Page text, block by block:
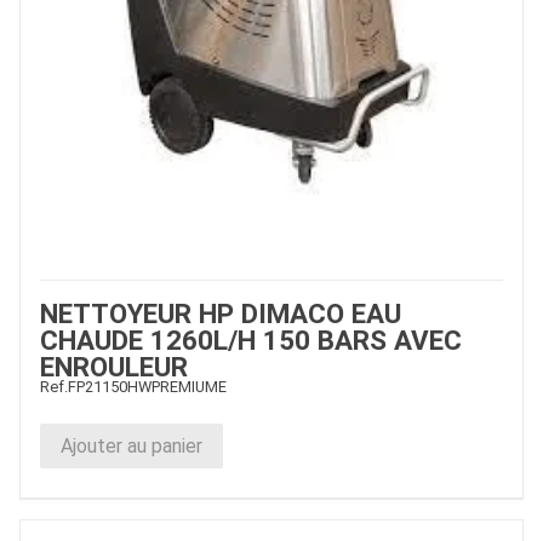
NETTOYEUR HP DIMACO EAU
CHAUDE 1260L/H 150 BARS AVEC
ENROULEUR
Ref. FP21150HWPREMIUME
Ajouter au panier